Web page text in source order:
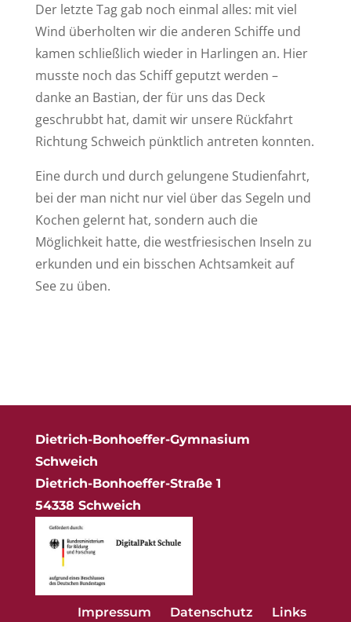
Der letzte Tag gab noch einmal alles: mit viel
Wind überholten wir die anderen Schiffe und
kamen schließlich wieder in Harlingen an. Hier
musste noch das Schiff geputzt werden –
danke an Bastian, der für uns das Deck
geschrubbt hat, damit wir unsere Rückfahrt
Richtung Schweich pünktlich antreten konnten.
Eine durch und durch gelungene Studienfahrt,
bei der man nicht nur viel über das Segeln und
Kochen gelernt hat, sondern auch die
Möglichkeit hatte, die westfriesischen Inseln zu
erkunden und ein bisschen Achtsamkeit auf
See zu üben.
Dietrich-Bonhoeffer-Gymnasium
Schweich
Dietrich-Bonhoeffer-Straße 1
54338 Schweich
Impressum Datenschutz Links